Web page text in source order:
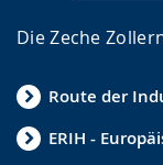
Die Zeche
Route der
ERIH -